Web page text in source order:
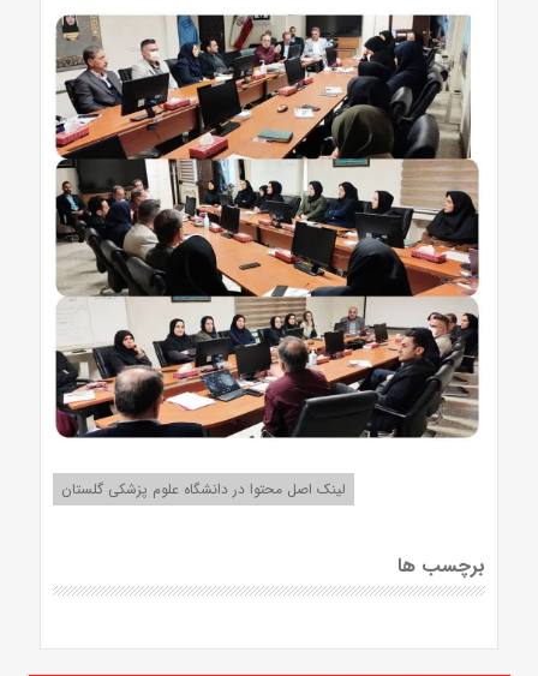
لینک اصل محتوا در دانشگاه علوم پزشکی گلستان
برچسب ها